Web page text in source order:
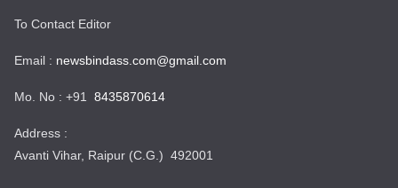
To Contact Editor
Email : newsbindass.com@gmail.com
Mo. No : +91 8435870614
Address :
Avanti Vihar, Raipur (C.G.) 492001